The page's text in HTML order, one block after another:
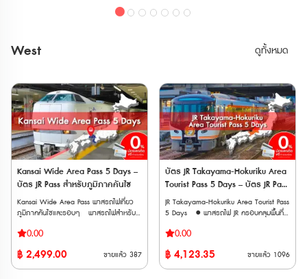
「lumiere」 1000 Yen Coupon 4.
coupon 6. Okayama Prefecture
Kurashiki Bikan Historical Quarter
Rambler Coupons 7. Betty Smith
Factory Outlet 1500 Yen coupon 8.
City of Denim Kojima Tour Bus 1-Day
Pass 9. WASHU BLUE RESORT Kasago
hot spring one day pass 10. JR
Okayama Station-mae Electronics Retail
Store “Bic Camera Okayama Station-
mae Store” 1000-yen Voucher 11.
Ikurado Cave Admission
Ticket(2024.02.02~) 12. Takahashishi
Nariwa Museum Admission Ticket
2000 yen coupon วิธีการใช้งาน: •
จากจองแล้ว จะได้รับอีเมลที่มี QR code ให้
นำไปแลกบัตรจริงที่ตู้จำหน่ายตั๋วสีเขียวของ
Station ・Kashiwa Station ・Kawasaki
Narita Airport Station ・Airport
Terminal 2 Station ・Funabashi Station
JAPAN RAIL CAFE (Tokyo Station Yaesu
Exit) ・Takanawa Gateway Travel
Service Center • AGT ・(JTB) Haneda
สำหรับเข้าชมสถานที่ ทำกิจกรรม หรือทาน
ภายในไม่เกิน 90 วัน ** Have Fun
กรณี JR EAST PASS (แบบใช้ติดต่อกัน
5 วัน) ตั๋วพิเศษสำหรับนักท่องเที่ยวชาว
ต่างชาติเท่านั้น !!! สามารถโดยสารรถไฟ JR
(รวม Shinkansen และ limited express
trains) ในภูมิภาคคันโต และภูมิภาคโทโฮกุ ได้
โดยไม่จำกัดครั้ง สามารถใช้ได้ 5 วันต่อ
เนื่อง • ใช้รถไฟชินคันเซ็นและรถไฟ JR East
ในภูมิภาคคันไตและโทโฮคุ ได้ไม่จำกัดรอบ
ตลอดระยะเวลา 5 วัน • เหมาะสำหรับผู้ที่
ต้องการเที่ยวเมืองยอดนิยม เช่น อาโอโมริ
ไม่กังวลเรื่องการจองที่นั่งกระเป๋าการเดินทาง
ขนาดใหญ่ เพราะบนรถไฟชินคันเซ็นมีชั้นวาง
รถไฟชินคันเซ็น (Shinkansen) • Tohoku
Shinkansen: ระหว่างสถานี Tokyo – Shin-
Aomori • Akita Shinkansen: ระหว่างสถานี
Tokyo – Akita • Yamagata Shinkansen:
อาหารในภูมิภาค ** ตั๋ว JR สามารถสั่งซื้อ
กรณี JR EAST PASS (แบบใช้ติดต่อกัน
10 วัน) ตั๋วพิเศษสำหรับนักท่องเที่ยวชาว
ต่างชาติเท่านั้น !!! สามารถโดยสารรถไฟ JR
(รวม Shinkansen และ limited express
trains) ในภูมิภาคคันโต และภูมิภาคโทโฮกุ ได้
โดยไม่จำกัดครั้ง สามารถใช้ได้ 10 วันต่อ
เนื่อง • ใช้รถไฟชินคันเซ็นและรถไฟ JR East
ในภูมิภาคคันไตและโทโฮคุ ได้ไม่จำกัดรอบ
ตลอดระยะเวลา 10 วัน • เหมาะสำหรับผู้ที่
ต้องการเที่ยวเมืองยอดนิยม เช่น อาโอโมริ
เซนได นางาโนะ นีงาตะ • จองที่นั่งได้ฟรี และ
ไม่กังวลเรื่องการจองที่นั่งกระเป๋าการเดินทาง
ขนาดใหญ่ เพราะบนรถไฟชินคันเซ็นมีชั้นวาง
รถไฟชินคันเซ็น (Shinkansen) • Tohoku
Shinkansen: ระหว่างสถานี Tokyo – Shin-
Aomori • Akita Shinkansen: ระหว่างสถานี
Tokyo – Akita • Yamagata Shinkansen:
West ดูทั้งหมด
Kansai Wide Area Pass 5 Days –
บัตร JR Pass สำหรับภูมิภาคคันไซ
Kansai Wide Area Pass พาสรถไฟเที่ยว
ภูมิภาคคันไซและรอบๆ พาสรถไฟสำหรับ
West สำหรับเดินทางในพื้นที่ภูมิภาคคันไซ
ฮิเมจิ วาคายาม่า ทตโตริ และโอคายาม่า
● เดินทางด้วยรถไฟ JR West ประเภทรถไฟ
0.00
฿ 2,499.00 ขายแล้ว 387
บัตร JR Takayama-Hokuriku Area
Tourist Pass 5 Days – บัตร JR Pass
สำหรับทาคายามะและโฮคุริคุ 5 วัน
JR Takayama-Hokuriku Area Tourist Pass
5 Days ● พาสรถไฟ JR ครอบคลุมพื้นที่
(Kyoto), นาโกย่า (Nagoya), ทาคายาม่า
ยาม่า (Toyama), ฟุกุอิ (Fukui) ● นั่งรถไฟ
JR ประเภท Local, Rapid ไม่จำกัดรอบ
0.00
฿ 4,123.35 ขายแล้ว 1096